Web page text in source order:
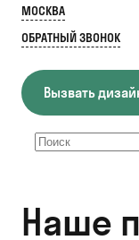
МОСКВА
ОБРАТНЫЙ ЗВОНОК
Вызвать
Наше